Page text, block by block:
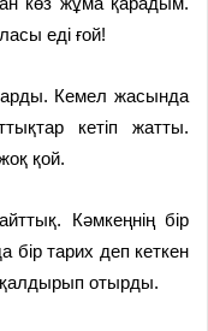
еді ғой!
Кемел жасында
кетіп жатты.
қой.
Кәмкеңнің бір
бір тарих деп кеткен
қалдырып отырды.